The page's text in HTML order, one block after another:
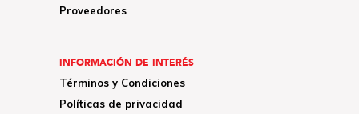
Proveedores
INFORMACIÓN DE INTERÉS
Términos y Condiciones
Políticas de privacidad